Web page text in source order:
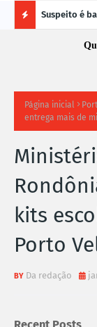
A
S
N
O
I
Brasil Suspeito é
operação
Página inicial
entrega mais de
kits
Porto
Da redação